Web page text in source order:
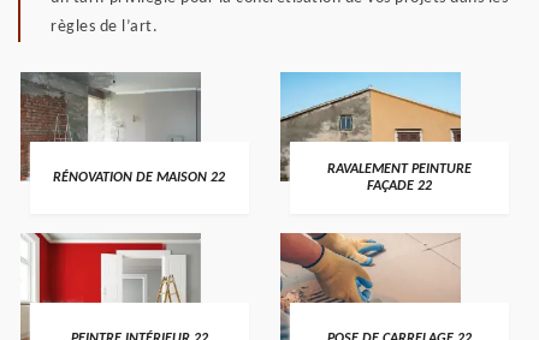
règles de l’art.
RÉNOVATION DE MAISON 22
RAVALEMENT PEINTURE
FAÇADE 22